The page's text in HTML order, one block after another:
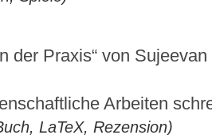
der Praxis“ von
Arbeiten
LaTeX, Rezension)